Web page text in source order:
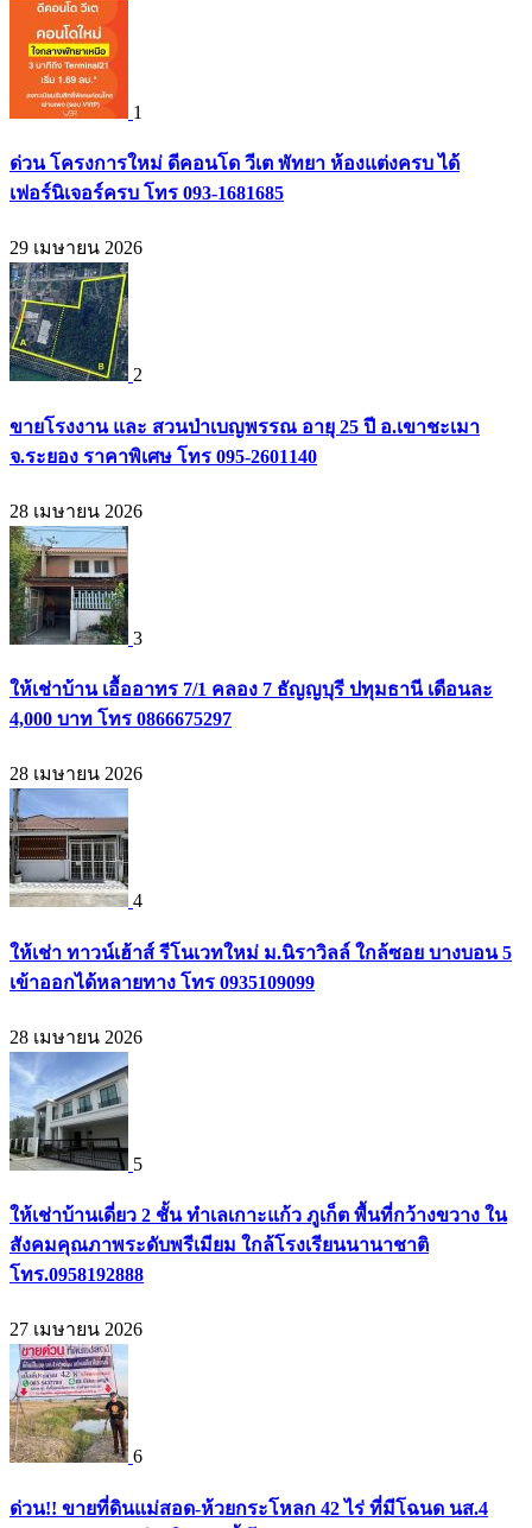
1
ด่วน โครงการใหม่ ดีคอนโด วีเต พัทยา ห้องแต่งครบ ได้
เฟอร์นิเจอร์ครบ โทร 093-1681685
29 เมษายน 2026
2
ขายโรงงาน และ สวนป่าเบญพรรณ อายุ 25 ปี อ.เขาชะเมา
จ.ระยอง ราคาพิเศษ โทร 095-2601140
28 เมษายน 2026
3
ให้เช่าบ้าน เอื้ออาทร 7/1 คลอง 7 ธัญญบุรี ปทุมธานี เดือนละ
4,000 บาท โทร 0866675297
28 เมษายน 2026
4
ให้เช่า ทาวน์เฮ้าส์ รีโนเวทใหม่ ม.นิราวิลล์ ใกล้ซอย บางบอน 5
เข้าออกได้หลายทาง โทร 0935109099
28 เมษายน 2026
5
ให้เช่าบ้านเดี่ยว 2 ชั้น ทำเลเกาะแก้ว ภูเก็ต พื้นที่กว้างขวาง ใน
สังคมคุณภาพระดับพรีเมียม ใกล้โรงเรียนนานาชาติ
โทร.0958192888
27 เมษายน 2026
6
ด่วน!! ขายที่ดินแม่สอด-ห้วยกระโหลก 42 ไร่ ที่มีโฉนด นส.4